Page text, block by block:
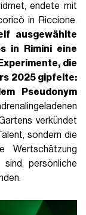
endete mit
in Riccione.
ausgewählte
in Rimini eine
die
2025 gipfelte:
Pseudonym
verkündet
sondern die
Wertschätzung
persönliche